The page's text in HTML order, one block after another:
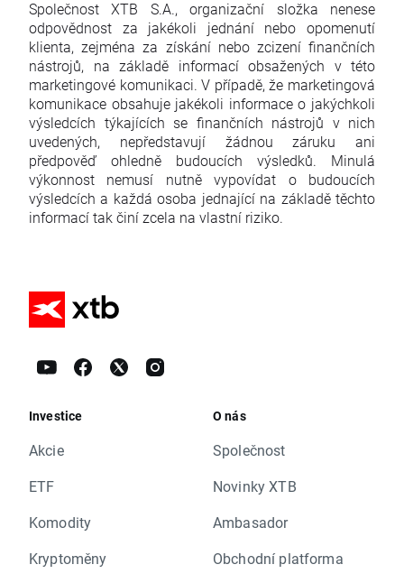
Společnost XTB S.A., organizační složka nenese
odpovědnost za jakékoli jednání nebo opomenutí
klienta, zejména za získání nebo zcizení finančních
nástrojů, na základě informací obsažených v této
marketingové komunikaci. V případě, že marketingová
komunikace obsahuje jakékoli informace o jakýchkoli
výsledcích týkajících se finančních nástrojů v nich
uvedených, nepředstavují žádnou záruku ani
předpověď ohledně budoucích výsledků. Minulá
výkonnost nemusí nutně vypovídat o budoucích
výsledcích a každá osoba jednající na základě těchto
informací tak činí zcela na vlastní riziko.
Investice
Akcie
ETF
Komodity
Kryptoměny
O nás
Společnost
Novinky XTB
Ambasador
Obchodní platforma